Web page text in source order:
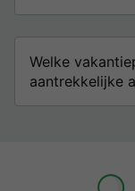
Welke
aantrekkelijke